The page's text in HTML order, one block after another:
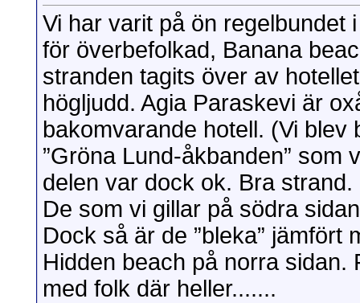
Vi har varit på ön regelbundet
för överbefolkad, Banana
stranden tagits över av
högljudd. Agia Paraskevi är
bakomvarande hotell. (Vi
”Gröna Lund-åkbanden”
delen var dock ok. Bra strand.
De som vi gillar på södra
Dock så är de ”bleka” jämfört
Hidden beach på norra
med folk där heller.......